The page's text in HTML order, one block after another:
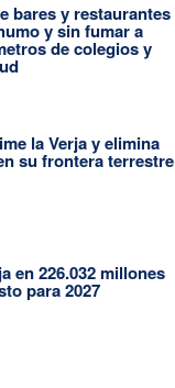
bares y restaurantes
y sin fumar a
de colegios y
la Verja y elimina
su frontera terrestre
en 226.032 millones
para 2027